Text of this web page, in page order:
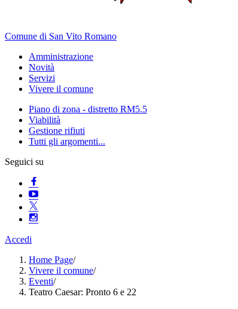
Comune di San Vito Romano
Amministrazione
Novità
Servizi
Vivere il comune
Piano di zona - distretto RM5.5
Viabilità
Gestione rifiuti
Tutti gli argomenti...
Seguici su
Accedi
Home Page/
Vivere il comune/
Eventi/
Teatro Caesar: Pronto 6 e 22